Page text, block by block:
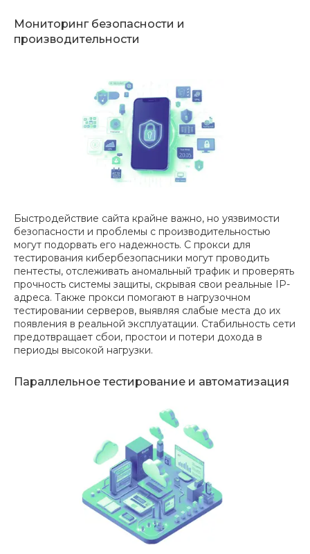
Мониторинг безопасности и
производительности
Быстродействие сайта крайне важно, но уязвимости
безопасности и проблемы с производительностью
могут подорвать его надежность. С прокси для
тестирования кибербезопасники могут проводить
пентесты, отслеживать аномальный трафик и проверять
прочность системы защиты, скрывая свои реальные IP-
адреса. Также прокси помогают в нагрузочном
тестировании серверов, выявляя слабые места до их
появления в реальной эксплуатации. Стабильность сети
предотвращает сбои, простои и потери дохода в
периоды высокой нагрузки.
Параллельное тестирование и автоматизация